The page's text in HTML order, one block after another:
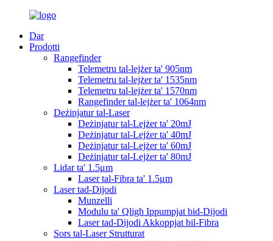
Dar
Prodotti
Rangefinder
Telemetru tal-lejżer ta' 905nm
Telemetru tal-lejżer ta' 1535nm
Telemetru tal-lejżer ta' 1570nm
Rangefinder tal-lejżer ta' 1064nm
Deżinjatur tal-Laser
Deżinjatur tal-Lejżer ta' 20mJ
Deżinjatur tal-Lejżer ta' 40mJ
Deżinjatur tal-Lejżer ta' 60mJ
Deżinjatur tal-Lejżer ta' 80mJ
Lidar ta' 1.5μm
Laser tal-Fibra ta' 1.5μm
Laser tad-Dijodi
Munzelli
Modulu ta' Qligħ Ippumpjat bid-Dijodi
Laser tad-Dijodi Akkoppjat bil-Fibra
Sors tal-Laser Strutturat